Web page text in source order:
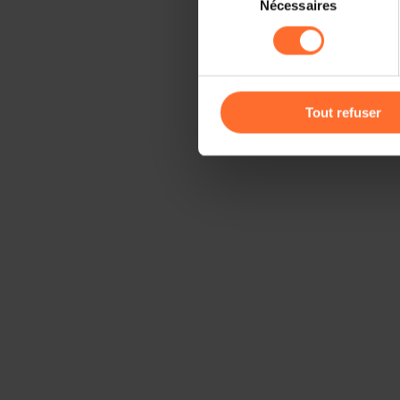
sociaux, sauvegarde des
cas de refus de tous les
gauche de chaque page.
consentement
Nécessaires
Tout refuser